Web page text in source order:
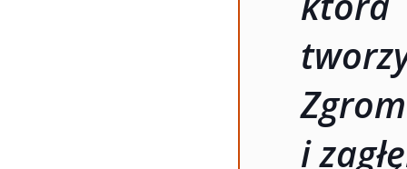
i